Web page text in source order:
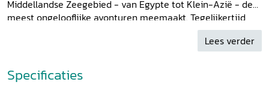
Middellandse Zeegebied - van Egypte tot Klein-Azië - de
meest ongelooflijke avonturen meemaakt. Tegelijkertijd
weerspiegelen de verhalen diep menselijke emoties
omtrent haat, verbanning, onzekerheid en verboden
christelijke motieven bieden een bijzonder leesgenot, dat
zowel herkenning als vervreemding bewerkstelligt. Het
Lees verder
Specificaties